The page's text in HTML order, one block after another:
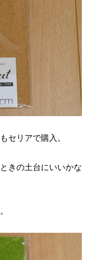
セリアで購入。
きの土台にいいかな